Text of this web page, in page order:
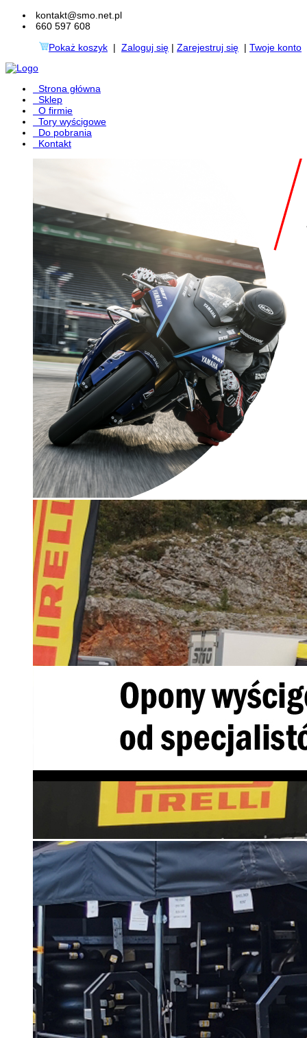
kontakt@smo.net.pl
660 597 608
Pokaż koszyk | Zaloguj się | Zarejestruj się | Twoje konto
Strona główna
Sklep
O firmie
Tory wyścigowe
Do pobrania
Kontakt